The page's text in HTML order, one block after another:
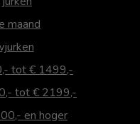
maand
tot € 1499,-
tot € 2199,-
en hoger